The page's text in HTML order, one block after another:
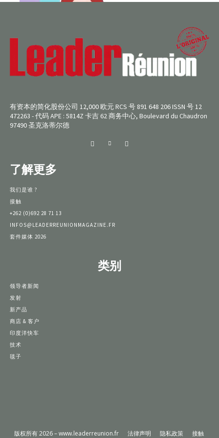
有资本的简化股份公司 12,000 欧元 RCS 号 891 648 206 ISSN 号 12
472263 - 代码 APE : 5814Z 卡吉 62 商务中心, Boulevard du Chaudron
97490 圣克洛蒂尔德
了解更多
我们是谁 ?
接触
+262 (0)692 28 71 13
INFOS@LEADERREUNIONMAGAZINE.FR
套件媒体 2026
类别
领导者新闻
发射
新产品
商店 & 客户
印度洋快车
技术
毯子
版权所有 2026 – www.leaderreunion.fr 法律声明 隐私政策 接触